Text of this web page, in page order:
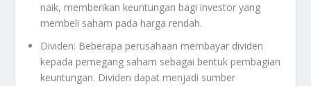
naik, memberikan keuntungan bagi investor yang
membeli saham pada harga rendah.
Dividen: Beberapa perusahaan membayar dividen
kepada pemegang saham sebagai bentuk pembagian
keuntungan. Dividen dapat menjadi sumber